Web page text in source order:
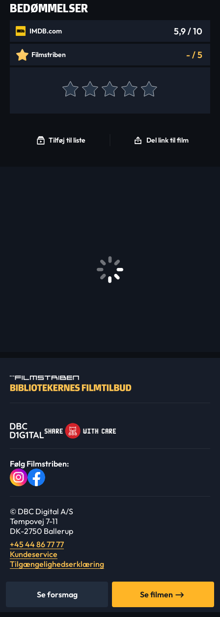
Se forsmag Se filmen
BEDØMMELSER
IMDB.com 5,9/ 10
Filmstriben -/5
Tilføj til liste Del link til film
Følg Filmstriben:
© DBC Digital A/S
Tempovej 7-11
DK-2750 Ballerup
+45 44 86 77 77
Kundeservice
Tilgængelighedserklæring